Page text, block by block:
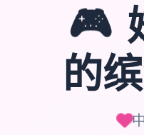
🎮
的